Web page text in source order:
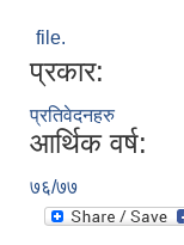
file.
प्रकार:
प्रतिवेदनहरु
आर्थिक वर्ष:
७६/७७